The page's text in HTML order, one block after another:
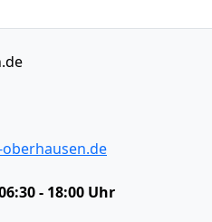
- 18:00 Uhr